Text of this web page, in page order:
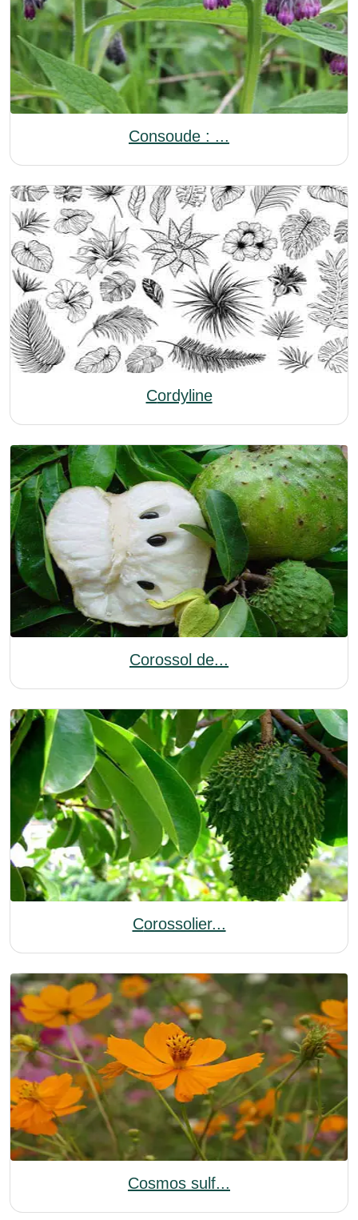
Consoude : ...
Cordyline
Corossol de...
Corossolier...
Cosmos sulf...